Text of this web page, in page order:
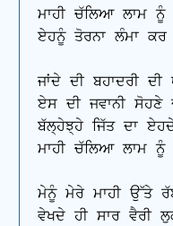
ਮਾਹੀ ਚੱਲਿਆ ਲਾਮ
ਏਹਨੂੰ ਤੋਰਨਾ ਲੰਮਾ
ਜਾਂਦੇ ਦੀ ਬਹਾਦਰੀ
ਏਸ ਦੀ ਜਵਾਨੀ
ਬੱਲ੍ਹੇਝ੍ਹੇ ਜਿੱਤ ਦਾ
ਮਾਹੀ ਚੱਲਿਆ ਲਾਮ
ਮੇਨੂੰ ਮੇਰੇ ਮਾਹੀ ਉੱਤੇ
ਵੇਖਦੇ ਹੀ ਸਾਰ ਵੈਰੀ